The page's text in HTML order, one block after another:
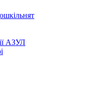
АЗУЛ